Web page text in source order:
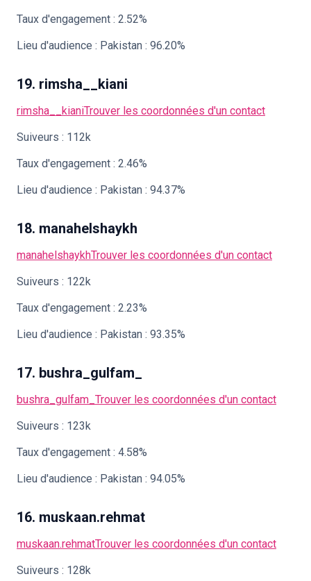
Taux d'engagement : 2.52%
Lieu d'audience : Pakistan : 96.20%
19. rimsha__kiani
rimsha__kianiTrouver les coordonnées d'un contact
Suiveurs : 112k
Taux d'engagement : 2.46%
Lieu d'audience : Pakistan : 94.37%
18. manahelshaykh
manahelshaykhTrouver les coordonnées d'un contact
Suiveurs : 122k
Taux d'engagement : 2.23%
Lieu d'audience : Pakistan : 93.35%
17. bushra_gulfam_
bushra_gulfam_ Trouver les coordonnées d'un contact
Suiveurs : 123k
Taux d'engagement : 4.58%
Lieu d'audience : Pakistan : 94.05%
16. muskaan.rehmat
muskaan.rehmatTrouver les coordonnées d'un contact
Suiveurs : 128k